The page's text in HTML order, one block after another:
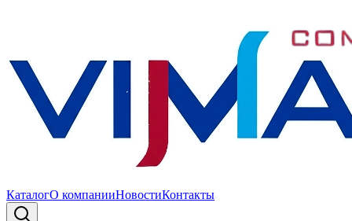
КаталогО компанииНовостиКонтакты